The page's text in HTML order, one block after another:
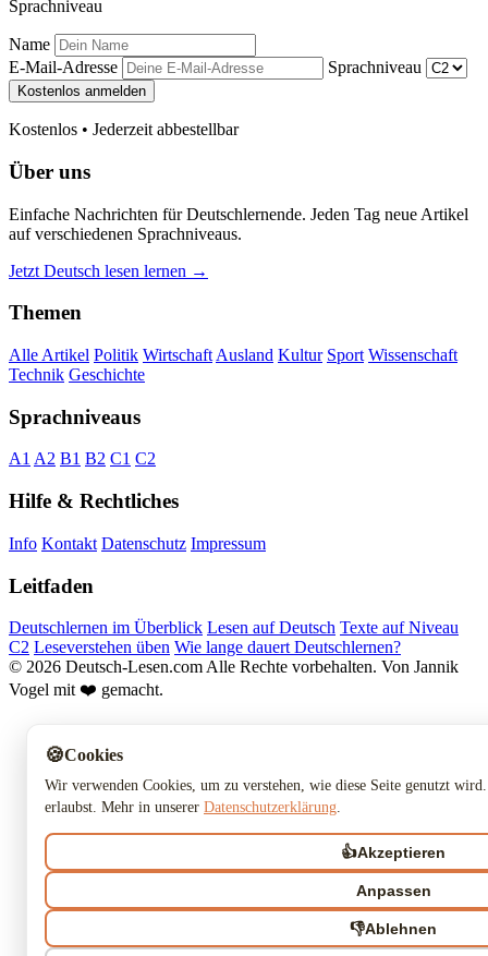
Sprachniveau
Name
E-Mail-Adresse
Sprachniveau
Kostenlos anmelden
Kostenlos • Jederzeit abbestellbar
Über uns
Einfache Nachrichten für Deutschlernende. Jeden Tag neue Artikel
auf verschiedenen Sprachniveaus.
Jetzt Deutsch lesen lernen →
Themen
Alle Artikel Politik Wirtschaft Ausland Kultur Sport Wissenschaft
Technik Geschichte
Sprachniveaus
A1 A2 B1 B2 C1 C2
Hilfe & Rechtliches
Info Kontakt Datenschutz Impressum
Leitfaden
Deutschlernen im Überblick Lesen auf Deutsch Texte auf Niveau
C2 Leseverstehen üben Wie lange dauert Deutschlernen?
© 2026 Deutsch-Lesen.com Alle Rechte vorbehalten. Von Jannik
Vogel mit ❤️ gemacht.
🍪Cookies
Wir verwenden Cookies, um zu verstehen, wie diese Seite genutzt
erlaubst. Mehr in unserer Datenschutzerklärung
👍Akzeptieren
Anpassen
👎Ablehnen